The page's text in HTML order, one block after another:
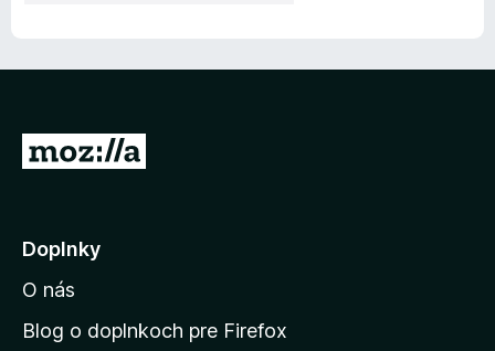
P
j
ť
n
Doplnky
O nás
Blog o doplnkoch pre Firefox